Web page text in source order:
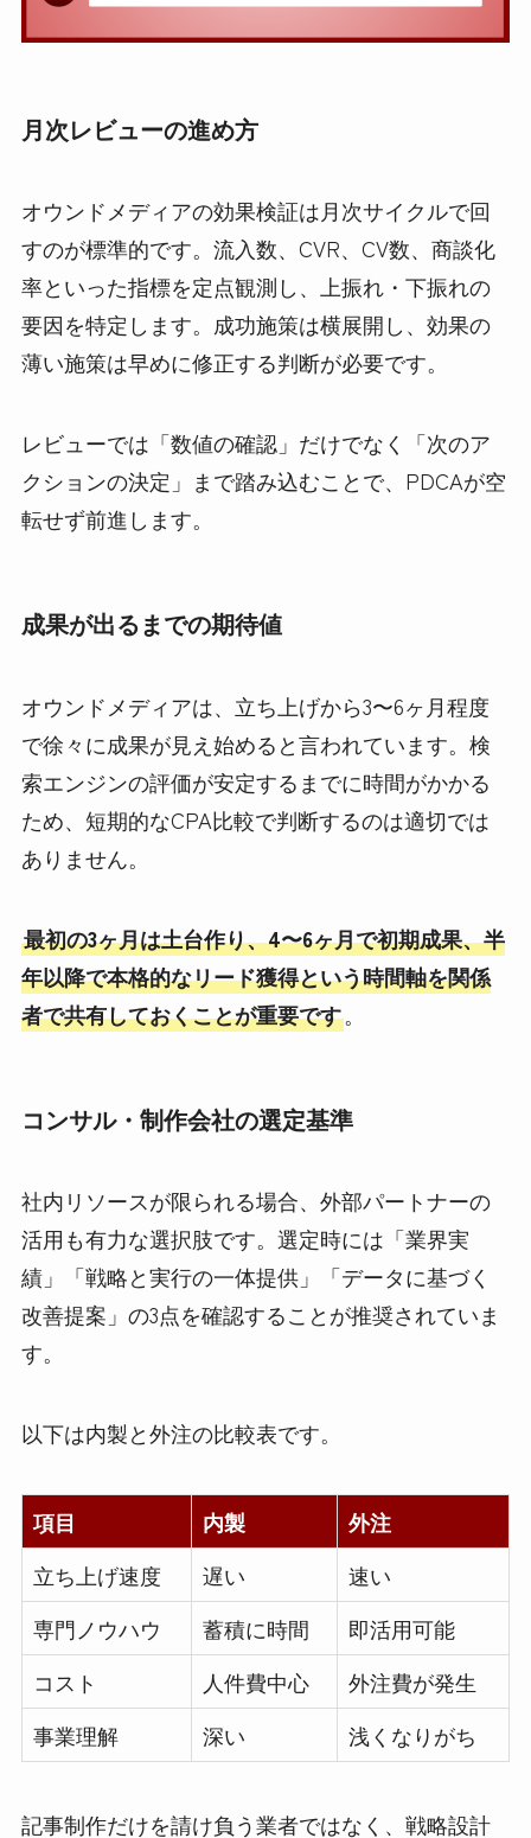
月次レビューの進め方
オウンドメディアの効果検証は月次サイクルで回
すのが標準的です。流入数、CVR、CV数、商談化
率といった指標を定点観測し、上振れ・下振れの
要因を特定します。成功施策は横展開し、効果の
薄い施策は早めに修正する判断が必要です。
レビューでは「数値の確認」だけでなく「次のア
クションの決定」まで踏み込むことで、PDCAが空
転せず前進します。
成果が出るまでの期待値
オウンドメディアは、立ち上げから3〜6ヶ月程度
で徐々に成果が見え始めると言われています。検
索エンジンの評価が安定するまでに時間がかかる
ため、短期的なCPA比較で判断するのは適切では
ありません。
最初の3ヶ月は土台作り、4〜6ヶ月で初期成果、半
年以降で本格的なリード獲得という時間軸を関係
者で共有しておくことが重要です。
コンサル・制作会社の選定基準
社内リソースが限られる場合、外部パートナーの
活用も有力な選択肢です。選定時には「業界実
績」「戦略と実行の一体提供」「データに基づく
改善提案」の3点を確認することが推奨されていま
す。
以下は内製と外注の比較表です。
項目 内製
外注
立ち上げ速度
遅い
速い
専門ノウハウ
蓄積に時間
即活用可能
コスト
人件費中心
外注費が発生
事業理解
深い 浅くなりがち
記事制作だけを請け負う業者ではなく、戦略設計